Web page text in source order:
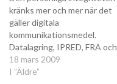
kränks mer och mer när det
gäller digitala
kommunikationsmedel.
Datalagring, IPRED, FRA och
en massa andra lagar upprör
människor och framför allt
18 mars 2009
I ”Äldre”